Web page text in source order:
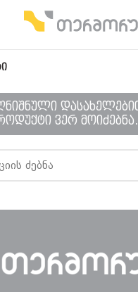
ვერ მოიძებნა.